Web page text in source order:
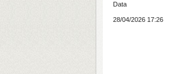
Data
28/04/2026 17:26